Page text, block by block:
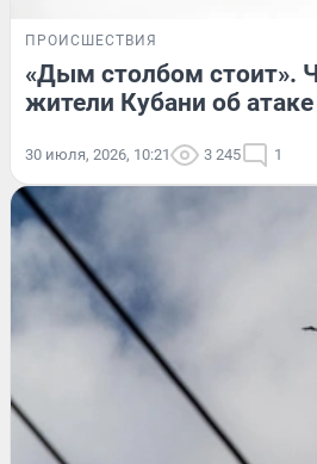
ПРОИСШЕСТВИЯ
«Дым столбом стоит».
жители Кубани об
30 июля, 2026, 10:21 3 245 1